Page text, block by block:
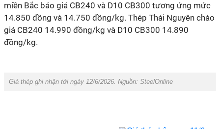
miền Bắc báo giá CB240 và D10 CB300 tương ứng mức
14.850 đồng và 14.750 đồng/kg. Thép Thái Nguyên chào
giá CB240 14.990 đồng/kg và D10 CB300 14.890
đồng/kg.
Giá thép ghi nhận tới ngày 12/6/2026. Nguồn: SteelOnline